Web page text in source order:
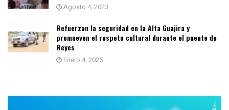
Agosto 4, 2023
Refuerzan la seguridad en la Alta Guajira y
promueven el respeto cultural durante el puente de
Reyes
Enero 4, 2025